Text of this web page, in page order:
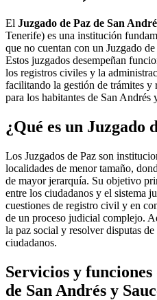
El Juzgado de Paz de San
Tenerife) es una institución
que no cuentan con un Juzgado
Estos juzgados desempeñan
los registros civiles y la
facilitando la gestión de trámites
para los habitantes de San Andrés
¿Qué es un Juzgado
Los Juzgados de Paz son
localidades de menor tamaño,
de mayor jerarquía. Su objetivo
entre los ciudadanos y el sistema
cuestiones de registro civil y en
de un proceso judicial complejo.
la paz social y resolver disputas
ciudadanos.
Servicios y funciones
de San Andrés y